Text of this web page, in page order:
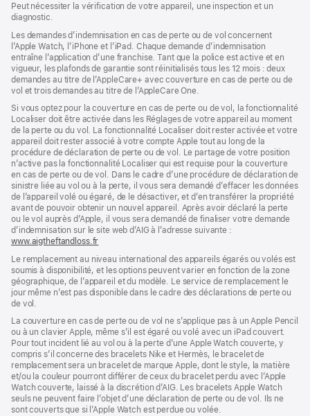
nouvelle
fenêtre)
nouvelle
une
nouvelle
fenêtre)
Peut nécessiter la vérification de votre appareil, une inspection et un
diagnostic.
Les demandes d’indemnisation en cas de perte ou de vol concernent
l’Apple Watch, l’iPhone et l’iPad. Chaque demande d’indemnisation
entraîne l’application d’une franchise. Tant que la police est active et en
vigueur, les plafonds de garantie sont réinitialisés tous les 12 mois : deux
demandes au titre de l’AppleCare+ avec couverture en cas de perte ou de
vol et trois demandes au titre de l’AppleCare One.
Si vous optez pour la couverture en cas de perte ou de vol, la fonctionnalité
Localiser doit être activée dans les Réglages de votre appareil au moment
de la perte ou du vol. La fonctionnalité Localiser doit rester activée et votre
appareil doit rester associé à votre compte Apple tout au long de la
procédure de déclaration de perte ou de vol. Le partage de votre position
n’active pas la fonctionnalité Localiser qui est requise pour la couverture
en cas de perte ou de vol. Dans le cadre d’une procédure de déclaration de
sinistre liée au vol ou à la perte, il vous sera demandé d’effacer les données
de l’appareil volé ou égaré, de le désactiver, et d’en transférer la propriété
avant de pouvoir obtenir un nouvel appareil. Après avoir déclaré la perte
ou le vol auprès d’Apple, il vous sera demandé de finaliser votre demande
d’indemnisation sur le site web d’AIG à l’adresse suivante :
www.aigtheftandloss.fr
une
nouvelle
fenêtre)
Le remplacement au niveau international des appareils égarés ou volés est
soumis à disponibilité, et les options peuvent varier en fonction de la zone
géographique, de l’appareil et du modèle. Le service de remplacement le
jour même n’est pas disponible dans le cadre des déclarations de perte ou
de vol.
La couverture en cas de perte ou de vol ne s’applique pas à un Apple Pencil
ou à un clavier Apple, même s’il est égaré ou volé avec un iPad couvert.
Pour tout incident lié au vol ou à la perte d’une Apple Watch couverte, y
compris s’il concerne des bracelets Nike et Hermès, le bracelet de
remplacement sera un bracelet de marque Apple, dont le style, la matière
et/ou la couleur pourront différer de ceux du bracelet perdu avec l’Apple
Watch couverte, laissé à la discrétion d’AIG. Les bracelets Apple Watch
seuls ne peuvent faire l’objet d’une déclaration de perte ou de vol. Ils ne
sont couverts que si l’Apple Watch est perdue ou volée.